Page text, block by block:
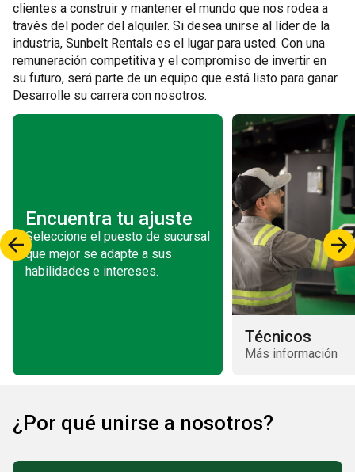
clientes a construir y mantener el mundo que nos rodea a
través del poder del alquiler. Si desea unirse al líder de la
industria, Sunbelt Rentals es el lugar para usted. Con una
remuneración competitiva y el compromiso de invertir en
su futuro, será parte de un equipo que está listo para ganar.
Desarrolle su carrera con nosotros.
Encuentra tu ajuste
Seleccione el puesto de sucursal
que mejor se adapte a sus
habilidades e intereses.
Técnicos
Más información
¿Por qué unirse a nosotros?